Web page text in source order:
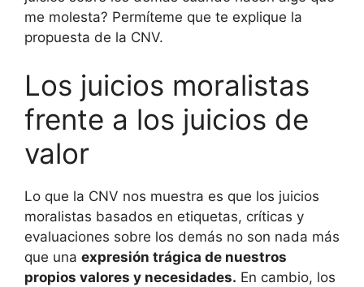
me molesta? Permíteme que te explique la
propuesta de la CNV.
Los juicios moralistas
frente a los juicios de
valor
Lo que la CNV nos muestra es que los juicios
moralistas basados en etiquetas, críticas y
evaluaciones sobre los demás no son nada más
que una expresión trágica de nuestros
propios valores y necesidades. En cambio, los